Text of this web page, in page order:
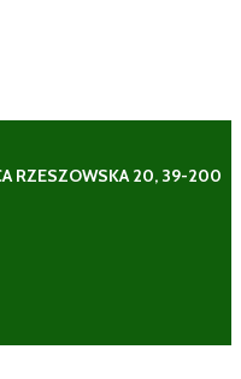
RZESZOWSKA 20, 39-200